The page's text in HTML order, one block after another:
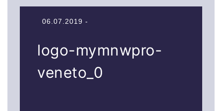
06.07.2019 -
logo-mymnwpro-
veneto_0